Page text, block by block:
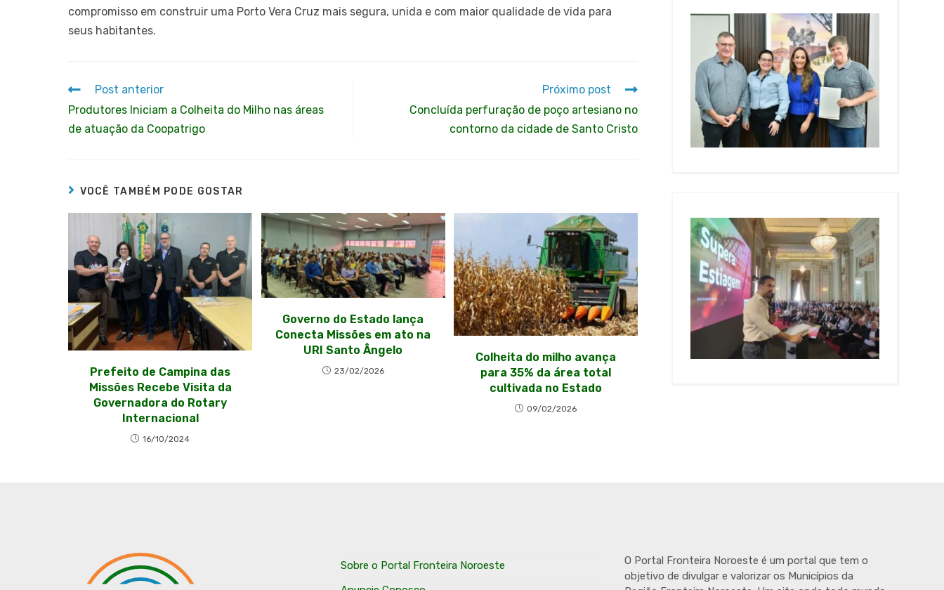
compromisso em construir uma Porto Vera Cruz mais segura, unida e com maior qualidade de vida para
seus habitantes.
Post anterior
Produtores Iniciam a Colheita do Milho nas áreas
de atuação da Coopatrigo
Próximo post
Concluída perfuração de poço artesiano no
contorno da cidade de Santo Cristo
VOCÊ TAMBÉM PODE GOSTAR
Prefeito de Campina das
Missões Recebe Visita da
Governadora do Rotary
Internacional
16/10/2024
Governo do Estado lança
Conecta Missões em ato na
URI Santo Ângelo
23/02/2026
Colheita do milho avança
para 35% da área total
cultivada no Estado
09/02/2026
Sobre o Portal Fronteira Noroeste
O Portal Fronteira Noroeste é um portal que tem o
objetivo de divulgar e valorizar os Municípios da